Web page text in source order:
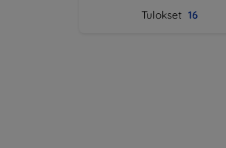
Tulokset 16